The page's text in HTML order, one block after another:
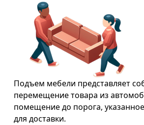
Подъем мебели представляет
перемещение товара из
помещение до порога,
для доставки.